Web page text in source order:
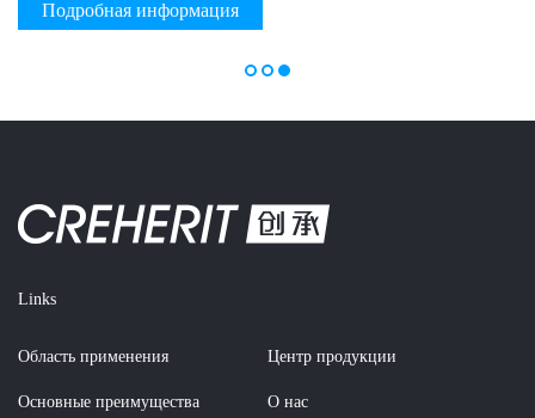
Подробная информация
Links
Область применения Центр продукции
Основные преимущества О нас